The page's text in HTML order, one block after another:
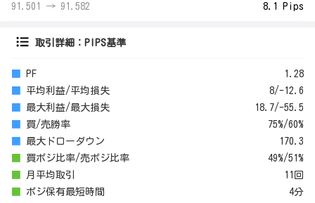
91.501 → 91.582
8.1 Pips
取引詳細：PIPS基準
PF
1.28
平均利益/平均損失
8/-12.6
最大利益/最大損失
18.7/-55.5
買/売勝率
75%/60%
最大ドローダウン
170.3
買ポジ比率/売ポジ比率
49%/51%
月平均取引
11回
ポジ保有最短時間
4分